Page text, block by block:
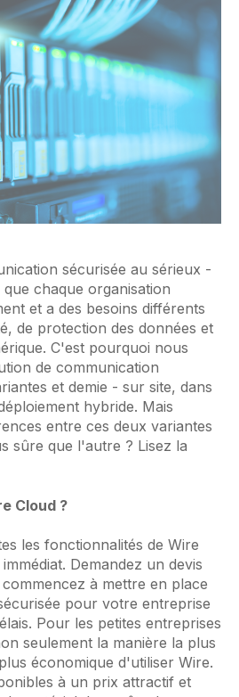
sécurisée au sérieux -
chaque organisation
et a des besoins différents
de protection des données et
C'est pourquoi nous
de communication
et demie - sur site, dans
hybride. Mais
entre ces deux variantes
sûre que l'autre ? Lisez la
Cloud ?
les fonctionnalités de Wire
Demandez un devis
à mettre en place
pour votre entreprise
Pour les petites entreprises
seulement la manière la plus
économique d'utiliser Wire.
à un prix attractif et